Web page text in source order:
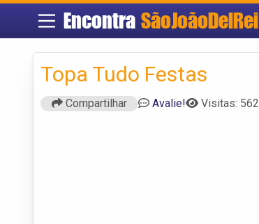
Encontra SãoJoãoDelRei
Topa Tudo Festas
Compartilhar Avalie! Visitas: 562